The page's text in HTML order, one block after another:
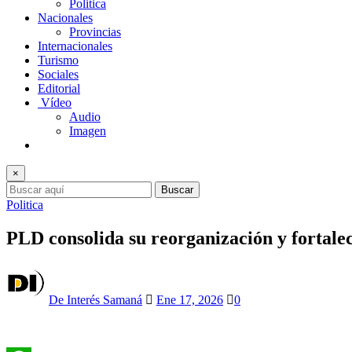
Politica
Nacionales
Provincias
Internacionales
Turismo
Sociales
Editorial
Vídeo
Audio
Imagen
×
Buscar
Politica
PLD consolida su reorganización y
De Interés Samaná Ene 17, 2026 0